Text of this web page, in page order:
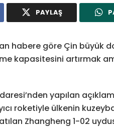
PAYLAŞ
habere göre Çin büyük
kapasitesini artırmak
yapılan
roketiyle ülkenin
Zhangheng 1-02